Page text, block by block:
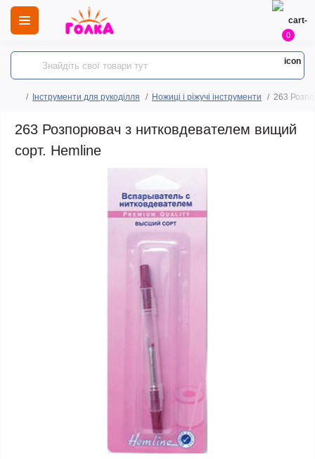
0
Інструменти для рукоділля Ножиці і ріжучі інструменти 263
263 Розпорювач з нитковдевателем вищий
сорт. Hemline